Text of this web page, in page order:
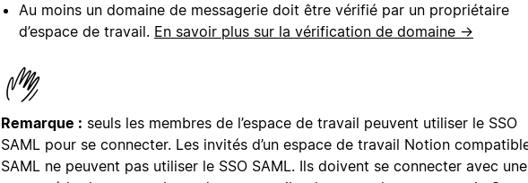
Au moins un domaine de messagerie doit être vérifié par un propriétaire
d’espace de travail. En savoir plus sur la vérification de domaine →
Remarque : seuls les membres de l’espace de travail peuvent utiliser le SSO
SAML pour se connecter. Les invités d’un espace de travail Notion
SAML ne peuvent pas utiliser le SSO SAML. Ils doivent se connecter avec une